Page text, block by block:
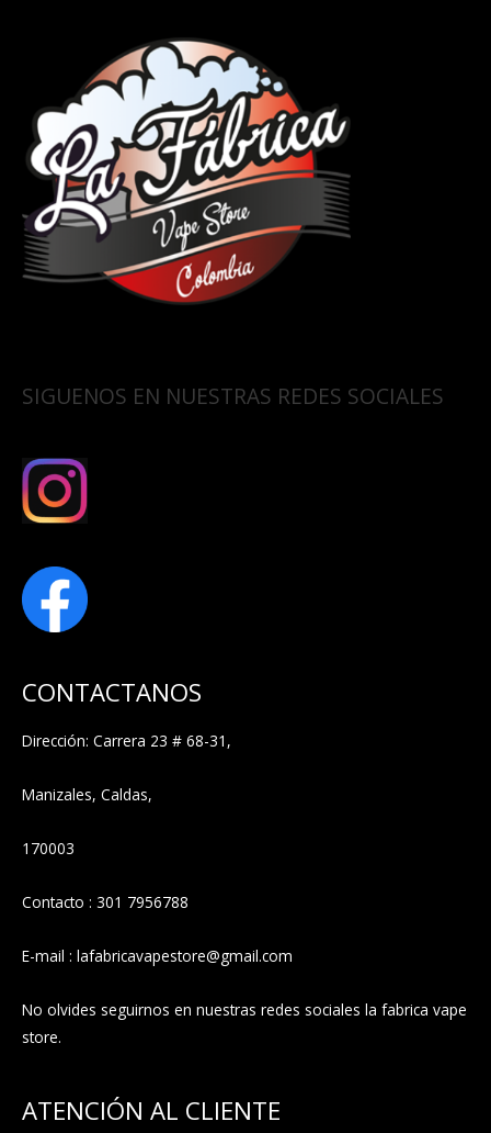
SIGUENOS EN NUESTRAS REDES SOCIALES
CONTACTANOS
Dirección: Carrera 23 # 68-31,
Manizales, Caldas,
170003
Contacto : 301 7956788
E-mail : lafabricavapestore@gmail.com
No olvides seguirnos en nuestras redes sociales la fabrica vape
store.
ATENCIÓN AL CLIENTE